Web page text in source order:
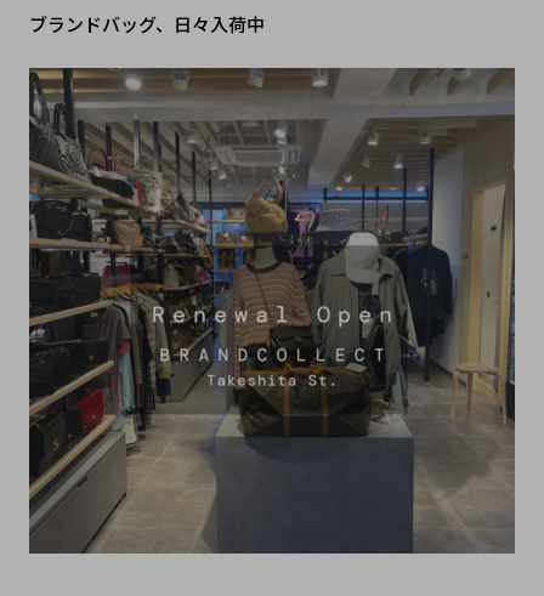
ブランドバッグ、日々入荷中